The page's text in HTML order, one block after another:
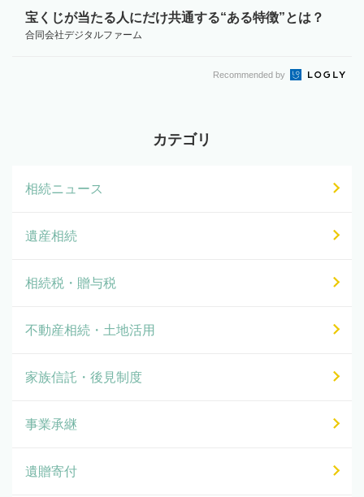
宝くじが当たる人にだけ共通する“ある特徴”とは？
合同会社デジタルファーム
Recommended by
カテゴリ
相続ニュース
遺産相続
相続税・贈与税
不動産相続・土地活用
家族信託・後見制度
事業承継
遺贈寄付